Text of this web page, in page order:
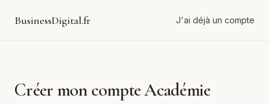
BusinessDigital.fr J'ai déjà un compte
Créer mon compte Académie